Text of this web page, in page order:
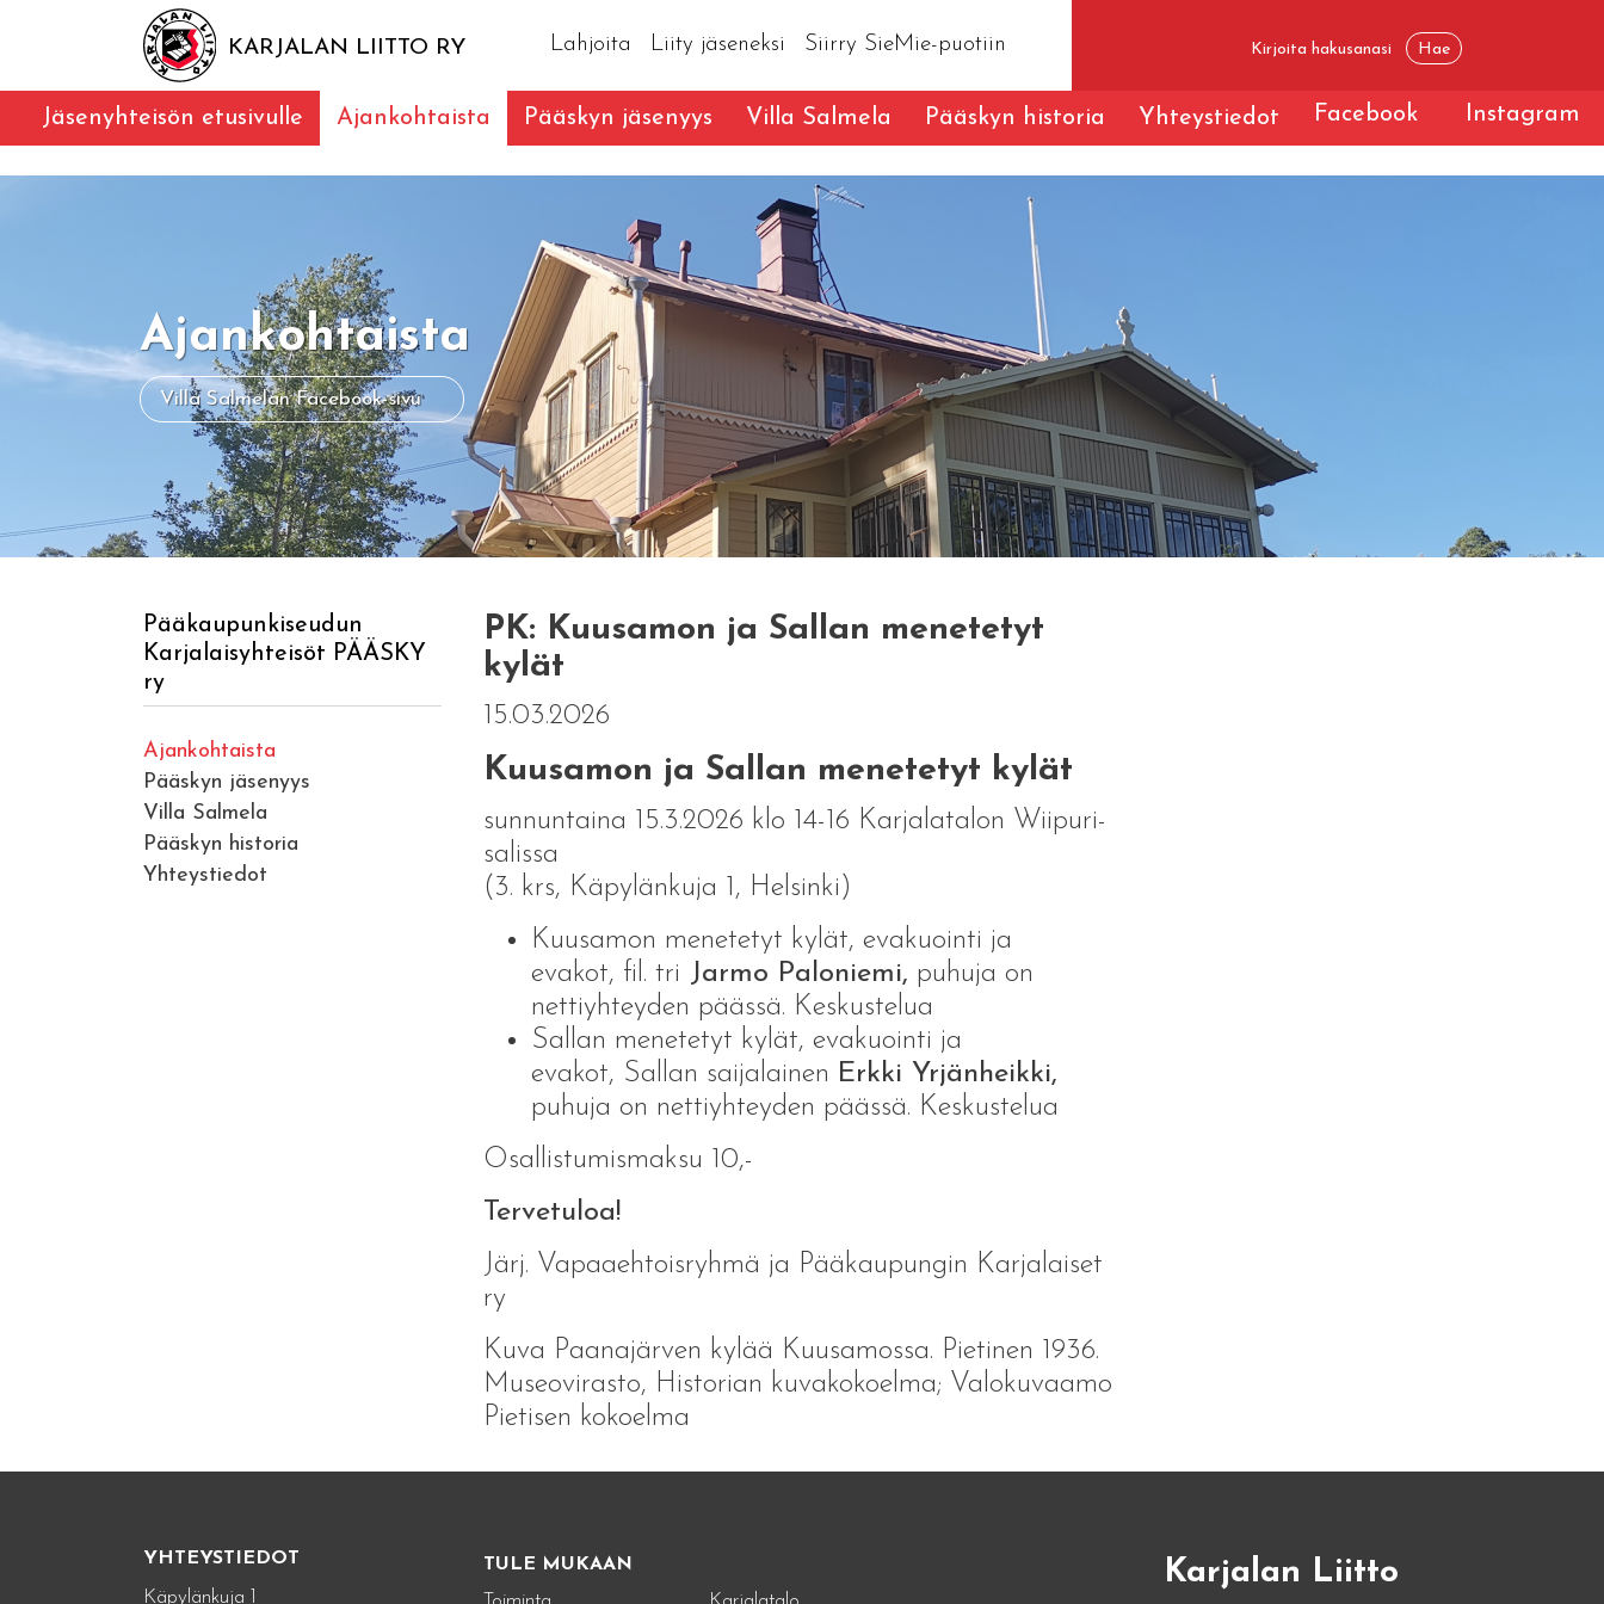
KARJALAN LIITTO RY Lahjoita Liity jäseneksi Siirry SieMie-puotiin
Jäsenyhteisön etusivulle Ajankohtaista Pääskyn jäsenyys Villa Salmela Pääskyn historia Yhteystiedot Facebook Instagram
Ajankohtaista
Villa Salmelan Facebook-sivu
Pääkaupunkiseudun
Karjalaisyhteisöt PÄÄSKY
ry
Ajankohtaista
Pääskyn jäsenyys
Villa Salmela
Pääskyn historia
Yhteystiedot
PK: Kuusamon ja Sallan menetetyt
kylät
15.03.2026
Kuusamon ja Sallan menetetyt kylät
sunnuntaina 15.3.2026 klo 14-16 Karjalatalon Wiipuri-
salissa
(3. krs, Käpylänkuja 1, Helsinki)
Kuusamon menetetyt kylät, evakuointi ja
evakot, fil. tri Jarmo Paloniemi, puhuja on
nettiyhteyden päässä. Keskustelua
Sallan menetetyt kylät, evakuointi ja
evakot, Sallan saijalainen Erkki Yrjänheikki,
puhuja on nettiyhteyden päässä. Keskustelua
Osallistumismaksu 10,-
Tervetuloa!
Järj. Vapaaehtoisryhmä ja Pääkaupungin Karjalaiset
ry
Kuva Paanajärven kylää Kuusamossa. Pietinen 1936.
Museovirasto, Historian kuvakokoelma; Valokuvaamo
Pietisen kokoelma
YHTEYSTIEDOT
Käpylänkuja 1
TULE MUKAAN Karjalan Liitto